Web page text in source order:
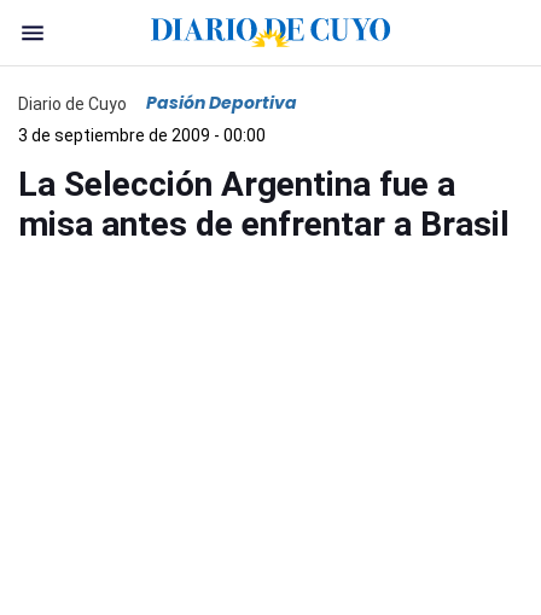
Diario de Cuyo Pasión Deportiva
3 de septiembre de 2009 - 00:00
La Selección Argentina fue a
misa antes de enfrentar a Brasil